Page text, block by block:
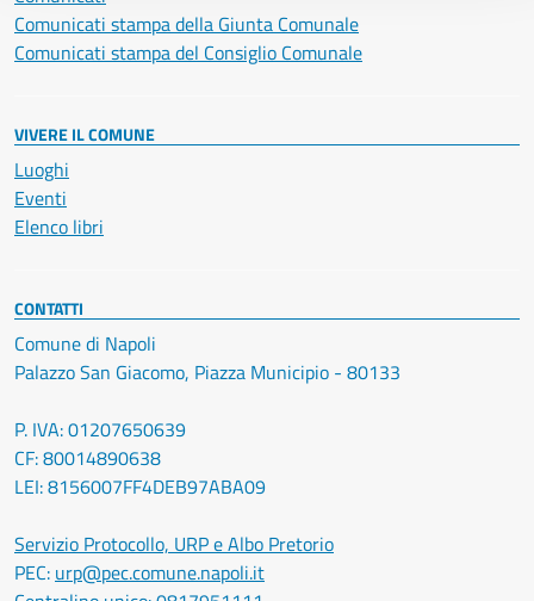
Comunicati stampa della Giunta Comunale
Comunicati stampa del Consiglio Comunale
VIVERE IL COMUNE
Luoghi
Eventi
Elenco libri
CONTATTI
Comune di Napoli
Palazzo San Giacomo, Piazza Municipio - 80133
P. IVA: 01207650639
CF: 80014890638
LEI: 8156007FF4DEB97ABA09
Servizio Protocollo, URP e Albo Pretorio
PEC: urp@pec.comune.napoli.it